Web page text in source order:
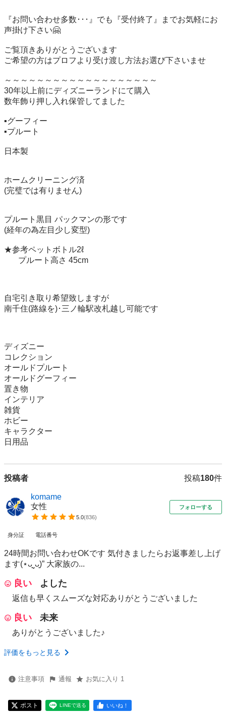
『お問い合わせ多数･･･』でも『受付終了』までお気軽にお
声掛け下さい🤗
ご覧頂きありがとうございます
ご希望の方はプロフより受け渡し方法お選び下さいませ
～～～～～～～～～～～～～～～～～～～
30年以上前にディズニーランドにて購入
数年飾り押し入れ保管してました
▪️グーフィー
▪️プルート
日本製
ホームクリーニング済
(完璧では有りません)
プルート黒目 パックマンの形です
(経年の為左目少し変型)
★参考ペットボトル2ℓ
自宅引き取り希望致しますが
南千住(路線を)･三ノ輪駅改札越し可能です
ディズニー
コレクション
オールドプルート
オールドグーフィー
置き物
インテリア
雑貨
ホビー
キャラクター
日用品
投稿者 投稿180件
komame
女性
5.0(836)
フォローする
身分証 電話番号
24時間お問い合わせOKです 気付きましたらお返事差し上げ
ます(⋆ᴗ͈ˬᴗ͈)” 大家族の...
良い よした
返信も早くスムーズな対応ありがとうございました
良い 未来
ありがとうございました♪
評価をもっと見る
注意事項 通報 お気に入り 1
ポスト LINEで送る いいね！